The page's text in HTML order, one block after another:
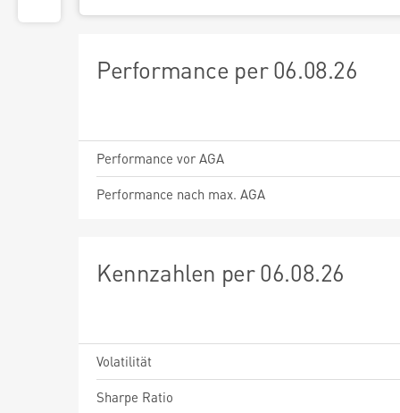
Performance per 06.08.26
Performance vor AGA
Performance nach max. AGA
Kennzahlen per 06.08.26
Volatilität
Sharpe Ratio